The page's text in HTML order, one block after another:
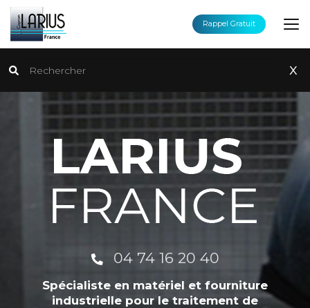
Aller
au
contenu
principal
Rechercher
x
Rappel Gratuit
04 74 16 20 40
Spécialiste en matériel et fourniture
industrielle pour le traitement de